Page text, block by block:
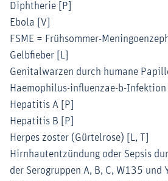
Diphtherie [P]
Ebola [V]
FSME = Frühsommer-
Gelbfieber [L]
Genitalwarzen durch humane
Haemophilus-influenzae-b-
Hepatitis A [P]
Hepatitis B [P]
Herpes zoster (Gürtelrose) [L, T]
Hirnhautentzündung oder Sepsis
der Serogruppen A, B, C, W135 und